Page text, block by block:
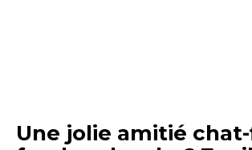
Une jolie amitié